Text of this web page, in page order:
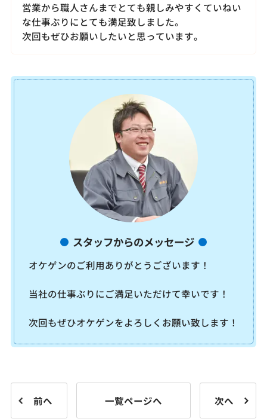
営業から職人さんまでとても親しみやすくていねい
な仕事ぶりにとても満足致しました。
次回もぜひお願いしたいと思っています。
スタッフからのメッセージ
オケゲンのご利用ありがとうございます！
当社の仕事ぶりにご満足いただけて幸いです！
次回もぜひオケゲンをよろしくお願い致します！
前へ 一覧ページへ 次へ